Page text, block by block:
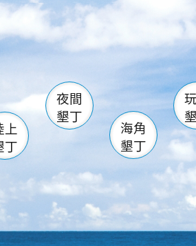
南仁湖
滿州 佳樂水
森林遊樂區
墾管處遊客中心
社頂公園 風吹沙
船帆石 龍磐公
香蕉灣 龍坑
鵝鑾鼻
上
丁
夜間
墾丁
海角
墾丁